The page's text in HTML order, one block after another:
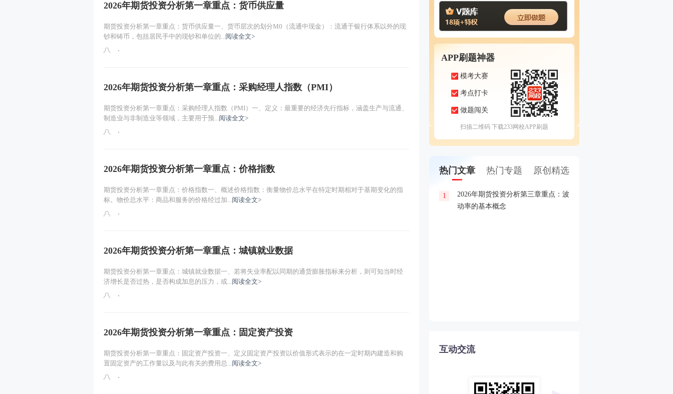
2026年期货投资分析第一章重点：货币供应量
期货投资分析第一章重点：货币供应量一、货币层次的划分M0（流通中现金）：流通于银行体系以外的现
钞和铸币，包括居民手中的现钞和单位的...阅读全文>
2026年期货投资分析第一章重点：采购经理人指数（PMI）
期货投资分析第一章重点：采购经理人指数（PMI）一、定义：最重要的经济先行指标，涵盖生产与流通、
制造业与非制造业等领域，主要用于预...阅读全文>
2026年期货投资分析第一章重点：价格指数
期货投资分析第一章重点：价格指数一、概述价格指数：衡量物价总水平在特定时期相对于基期变化的指
标。物价总水平：商品和服务的价格经过加...阅读全文>
2026年期货投资分析第一章重点：城镇就业数据
期货投资分析第一章重点：城镇就业数据一、若将失业率配以同期的通货膨胀指标来分析，则可知当时经
济增长是否过热，是否构成加息的压力，或...阅读全文>
2026年期货投资分析第一章重点：固定资产投资
期货投资分析第一章重点：固定资产投资一、定义固定资产投资以价值形式表示的在一定时期内建造和购
置固定资产的工作量以及与此有关的费用总...阅读全文>
APP刷题神器
模考大赛
考点打卡
做题闯关
扫描二维码 下载233网校APP刷题
热门文章 热门专题 原创精选
1
2026年期货投资分析第三章重点：波
动率的基本概念
互动交流